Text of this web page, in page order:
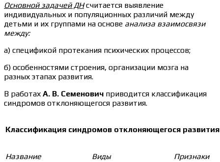
Основной задачей ДНсчитается выявление
индивидуальных и популяционных различий между
детьми и их группами на основе анализа взаимосвязи
между:
а) спецификой протекания психических процессов;
б) особенностями строения, организации мозга на
разных этапах развития.
В работах А. В. Семенович приводится классификация
синдромов отклоняющегося развития.
Классификация синдромов отклоняющегося развития
Название Виды Признаки